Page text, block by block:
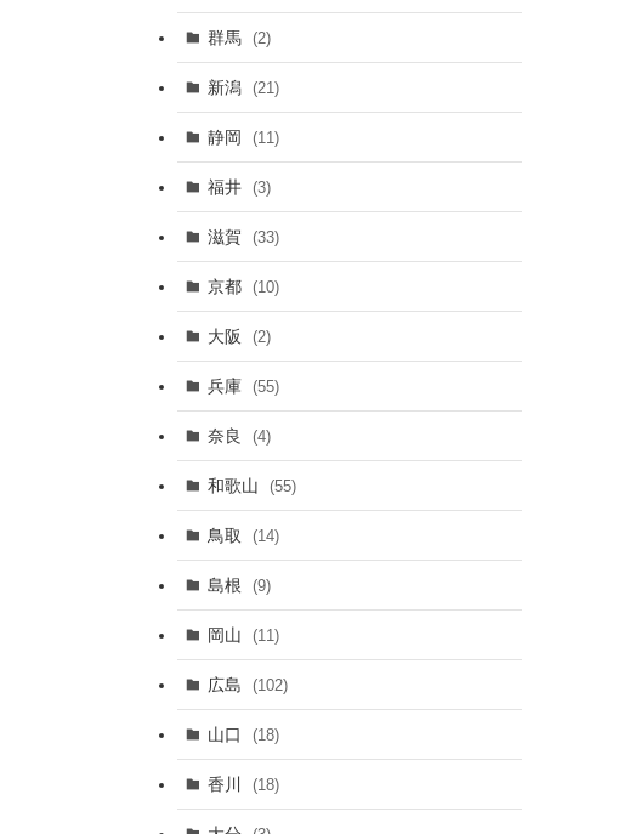
群馬 (2)
新潟 (21)
静岡 (11)
福井 (3)
滋賀 (33)
京都 (10)
大阪 (2)
兵庫 (55)
奈良 (4)
和歌山 (55)
鳥取 (14)
島根 (9)
岡山 (11)
広島 (102)
山口 (18)
香川 (18)